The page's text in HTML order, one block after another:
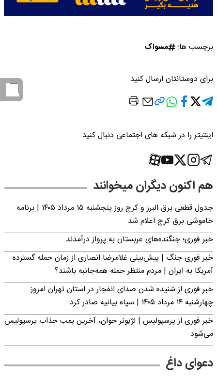
برچسب ها: مسواک
برای دوستانتان ارسال کنید
اینتیتر را در شبکه های اجتماعی دنبال کنید
هم اکنون دیگران میخوانند
جدول قطعی برق البرز و کرج روز پنجشنبه ۱۵ مرداد ۱۴۰۵ | برنامه
خاموشی برق کرج اعلام شد
خبر فوری؛ جنگنده‌های عربستان به پرواز درآمدند
خبر فوری جنگ | پیش‌بینی غلامرضا انصاری از زمان حمله گسترده
آمریکا به ایران | مردم منتظر حمله همه‌جانبه باشند؟
خبر فوری از شنیده شدن صدای انفجار در استان تهران امروز
چهارشنبه ۱۴ مرداد ۱۴۰۵ | سپاه بیانیه صادر کرد
خبر فوری از پرسپولیس | لژیونر جوان، آخرین بمب جذاب پرسپولیس
می‌شود
دعوای داغ